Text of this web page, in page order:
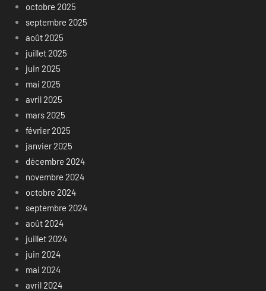
octobre 2025
septembre 2025
août 2025
juillet 2025
juin 2025
mai 2025
avril 2025
mars 2025
février 2025
janvier 2025
décembre 2024
novembre 2024
octobre 2024
septembre 2024
août 2024
juillet 2024
juin 2024
mai 2024
avril 2024